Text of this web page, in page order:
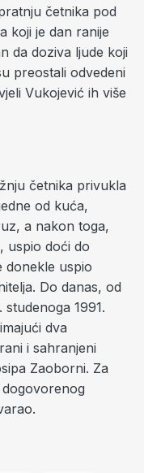
četnika pod
koji je dan ranije
da doziva ljude koji
preostali odvedeni
Vukojević ih više
četnika privukla
od kuća,
a nakon toga,
uspio doći do
donekle uspio
Do danas, od
1991.
dva
i sahranjeni
Zaoborni. Za